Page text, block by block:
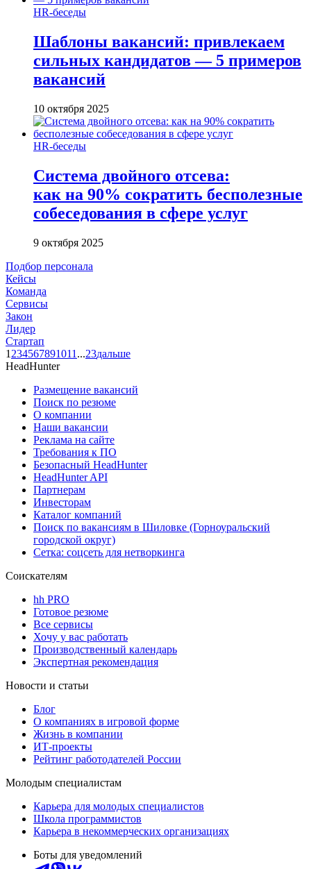
HR-беседы
Шаблоны вакансий: привлекаем
сильных кандидатов — 5 примеров
вакансий
10 октября 2025
HR-беседы
Система двойного отсева:
как на 90% сократить бесполезные
собеседования в сфере услуг
9 октября 2025
Подбор персонала
Кейсы
Команда
Сервисы
Закон
Лидер
Стартап
1 234567891011 ...23дальше
HeadHunter
Размещение вакансий
Поиск по резюме
О компании
Наши вакансии
Реклама на сайте
Требования к ПО
Безопасный HeadHunter
HeadHunter API
Партнерам
Инвесторам
Каталог компаний
Поиск по вакансиям в Шиловке (Горноуральский
городской округ)
Сетка: соцсеть для нетворкинга
Соискателям
hh PRO
Готовое резюме
Все сервисы
Хочу у вас работать
Производственный календарь
Экспертная рекомендация
Новости и статьи
Блог
О компаниях в игровой форме
Жизнь в компании
ИТ-проекты
Рейтинг работодателей России
Молодым специалистам
Карьера для молодых специалистов
Школа программистов
Карьера в некоммерческих организациях
Боты для уведомлений